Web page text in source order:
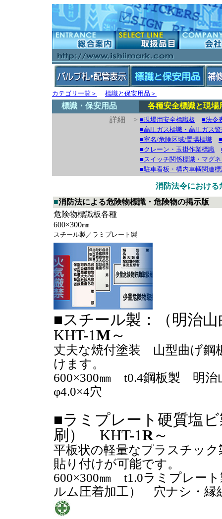
カテゴリ一覧＞ 標識と保安用品＞
標識・保安用品
各種安全標識と現場
詳細 > ■現場用安全標識板
■法令
■高圧ガス標識・高圧ガス
■室名/危険区域/置場標識
■クレーン・玉掛作業標識
■スイッチ関係標識・マグ
■駐車看板・構内車輌関連
消防法令における
■消防法による危険物標識・危険物の掲示版
危険物標識板各種
600×300㎜
スチール製／ラミプレート製
■スチール製：（明治
KHT-1M～
丈夫な焼付塗装 山型曲げ鋼
けます。
600×300㎜ t0.4鋼板製 明
φ4.0×4穴
■ラミプレート硬質塩
刷） KHT-1R～
平板状の軽量なプラスチッ
貼り付けが可能です。
600×300㎜ t1.0ラミプレー
ルム圧着加工） 穴ナシ・